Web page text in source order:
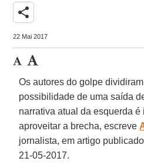
share
22 Mai 2017
Os autores do golpe
possibilidade de uma saída
narrativa atual da esquerda é
aproveitar a brecha, escreve
jornalista, em artigo
21-05-2017.